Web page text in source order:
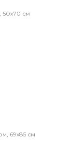
50x70 см
69x85 см